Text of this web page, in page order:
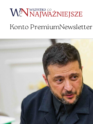
Konto PremiumNewsletter